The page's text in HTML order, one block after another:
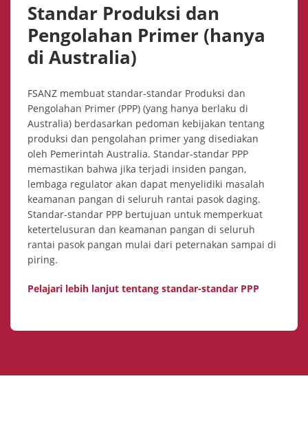
Standar Produksi dan
Pengolahan Primer (hanya
di Australia)
FSANZ membuat standar-standar Produksi dan
Pengolahan Primer (PPP) (yang hanya berlaku di
Australia) berdasarkan pedoman kebijakan tentang
produksi dan pengolahan primer yang disediakan
oleh Pemerintah Australia. Standar-standar PPP
memastikan bahwa jika terjadi insiden pangan,
lembaga regulator akan dapat menyelidiki masalah
keamanan pangan di seluruh rantai pasok daging.
Standar-standar PPP bertujuan untuk memperkuat
ketertelusuran dan keamanan pangan di seluruh
rantai pasok pangan mulai dari peternakan sampai di
piring.
Pelajari lebih lanjut tentang standar-standar PPP